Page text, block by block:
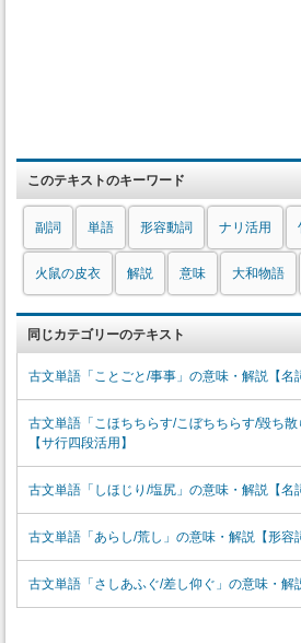
このテキストのキーワード
副詞 単語 形容動詞 ナリ活用
火鼠の皮衣 解説 意味 大和物語
同じカテゴリーのテキスト
古文単語「ことごと/事事」の意味・解説【名
古文単語「こほちちらす/こぼちちらす/毀ち
【サ行四段活用】
古文単語「しほじり/塩尻」の意味・解説【名
古文単語「あらし/荒し」の意味・解説【形容
古文単語「さしあふぐ/差し仰ぐ」の意味・解